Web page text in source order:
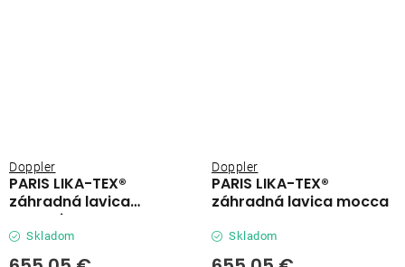
PARIS LIKA-TEX®
záhradná lavica
antracit
Doppler
Skladom
PARIS LIKA-TEX®
záhradná lavica mocca
Doppler
Skladom